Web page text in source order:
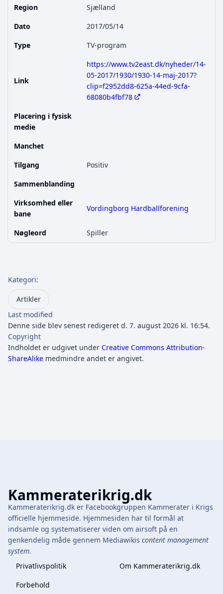
Region
Sjælland
Dato
2017/05/14
Type
TV-program
Link
https://www.tv2east.dk/nyheder/14-
05-2017/1930/1930-14-maj-2017?
clip=f2952dd8-625a-44ed-9cfa-
68080b4fbf78
Placering i fysisk
medie
Manchet
Tilgang
Positiv
Sammenblanding
Virksomhed eller
bane
Vordingborg Hardballforening
Nøgleord Spiller
Kategori:
Artikler
Last modified
Denne side blev senest redigeret d. 7. august 2026 kl. 16:54.
Copyright
Indholdet er udgivet under Creative Commons Attribution-
ShareAlike medmindre andet er angivet.
Kammeraterikrig.dk
Kammeraterikrig.dk er Facebookgruppen Kammerater i Krigs
officielle hjemmeside. Hjemmesiden har til formål at
indsamle og systematiserer viden om airsoft på en
genkendelig måde gennem Mediawikis content management
system.
Privatlivspolitik
Om Kammeraterikrig.dk
Forbehold